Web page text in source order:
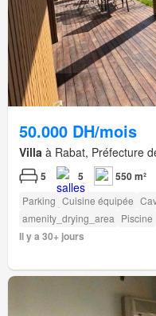
50.000 DH/mois
Villa à Rabat, Préfecture
5 5 550 m²
Parking Cuisine équipée
amenity_drying_area Piscine
Il y a 30+ jours